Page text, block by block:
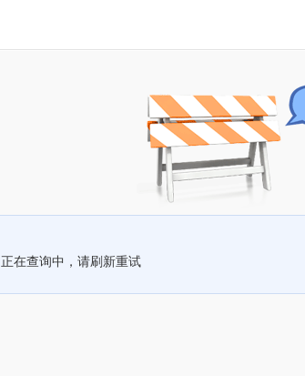
正在查询中，请刷新重试